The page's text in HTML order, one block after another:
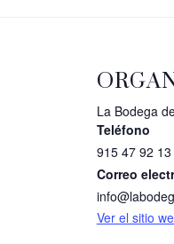
La Bodega
Teléfono
915 47 92 13
Correo
Ver el sitio